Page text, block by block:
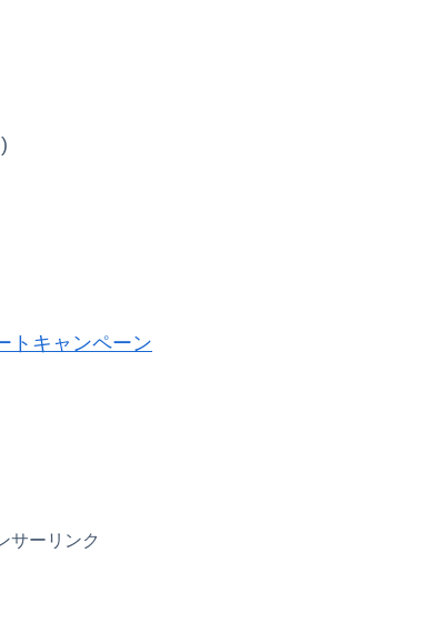
トキャンペーン
サーリンク